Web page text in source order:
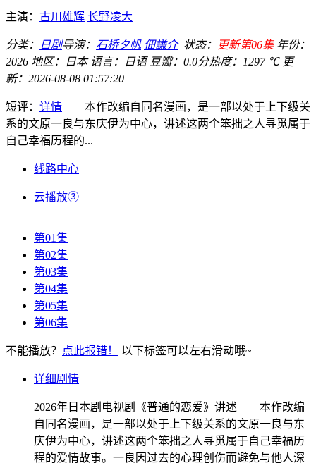
主演： 古川雄辉 长野凌大
分类： 日剧导演： 石桥夕帆 佃謙介 状态： 更新第06集 年份：
2026 地区： 日本 语言： 日语 豆瓣：0.0分热度：1297 ℃ 更
新： 2026-08-08 01:57:20
短评： 详情 本作改编自同名漫画，是一部以处于上下级关
系的文原一良与东庆伊为中心，讲述这两个笨拙之人寻觅属于
自己幸福历程的...
线路中心
云播放③
|
第01集
第02集
第03集
第04集
第05集
第06集
不能播放？ 点此报错！ 以下标签可以左右滑动哦~
详细剧情
2026年日本剧电视剧《普通的恋爱》讲述 本作改编
自同名漫画，是一部以处于上下级关系的文原一良与东
庆伊为中心，讲述这两个笨拙之人寻觅属于自己幸福历
程的爱情故事。一良因过去的心理创伤而避免与他人深